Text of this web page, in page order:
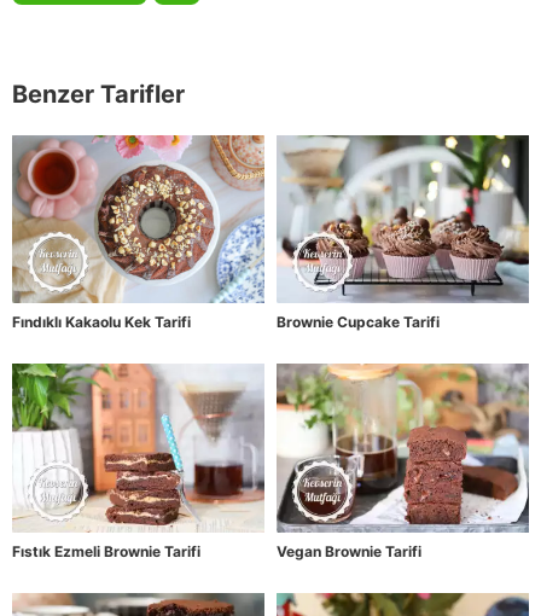
Benzer Tarifler
Fındıklı Kakaolu Kek Tarifi Brownie Cupcake Tarifi
Fıstık Ezmeli Brownie Tarifi Vegan Brownie Tarifi